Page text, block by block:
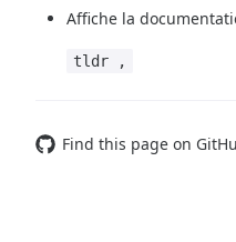
Affiche la
tldr ,
Find this page on